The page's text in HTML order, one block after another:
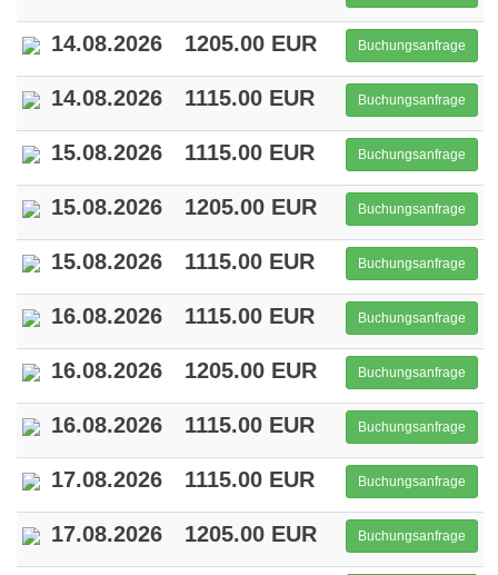
14.08.2026 1205.00 EUR Buchungsanfrage
14.08.2026 1115.00 EUR Buchungsanfrage
15.08.2026 1115.00 EUR Buchungsanfrage
15.08.2026 1205.00 EUR Buchungsanfrage
15.08.2026 1115.00 EUR Buchungsanfrage
16.08.2026 1115.00 EUR Buchungsanfrage
16.08.2026 1205.00 EUR Buchungsanfrage
16.08.2026 1115.00 EUR Buchungsanfrage
17.08.2026 1115.00 EUR Buchungsanfrage
17.08.2026 1205.00 EUR Buchungsanfrage